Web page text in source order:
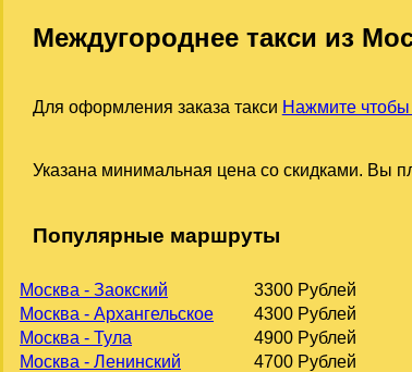
Междугороднее такси из
Для оформления заказа такси Нажмите чтобы
Указана минимальная цена со скидками. Вы
Популярные маршруты
Москва - Заокский
3300 Рублей
Москва - Архангельское
4300 Рублей
Москва - Тула
4900 Рублей
Москва - Ленинский
4700 Рублей